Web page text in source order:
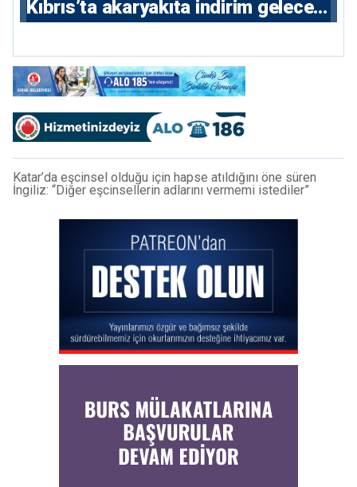
Kıbrıs’ta akaryakıta indirim gelecek
Katar’da eşcinsel olduğu için hapse atıldığını öne süren
İngiliz: “Diğer eşcinsellerin adlarını vermemi istediler”